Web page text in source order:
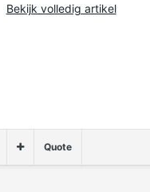
Bekijk volledig artikel
Quote